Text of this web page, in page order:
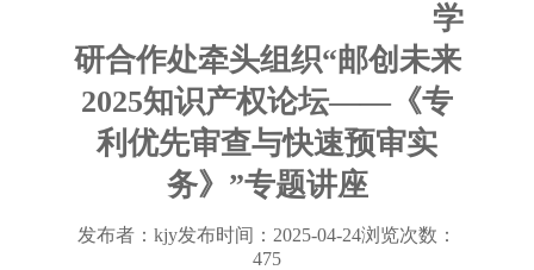
学
研合作处牵头组织“邮创未来
2025知识产权论坛——《专
利优先审查与快速预审实
务》”专题讲座
发布者：kjy发布时间：2025-04-24浏览次数：
475